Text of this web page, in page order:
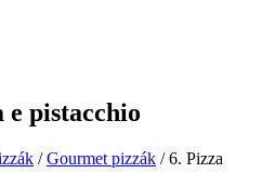
pistacchio
/Gourmet pizzák / 6. Pizza